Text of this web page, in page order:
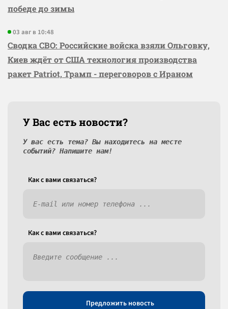
победе до зимы
03 авг в 10:48
Сводка СВО: Российские войска взяли Ольговку,
Киев ждёт от США технология производства
ракет Patriot, Трамп - переговоров с Ираном
У Вас есть новости?
У вас есть тема? Вы находитесь на месте
событий? Напишите нам!
Как c вами связаться?
Как c вами связаться?
Предложить новость